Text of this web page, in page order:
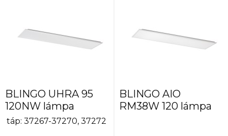
fehér
Búra
anyaga
műanyag
BLINGO UHRA 95
120NW lámpa
táp: 37267-37270, 37272
BLINGO AIO
RM38W 120 lámpa